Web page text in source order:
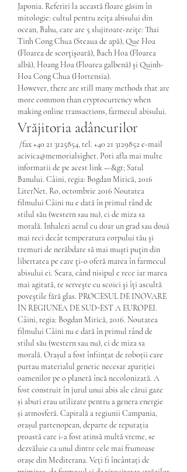
Japonia. Referiri la această floare găsim în
mitologie: cultul pentru zeiţa abisului din
ocean, Bahu, care are 5 slujitoare-zeiţe: Thai
Tinh Cong Chua (Steaua de apă), Que Hoa
(Floarea de scorţişoară), Bach Hoa (Floarea
albă), Hoang Hoa (Floarea galbenă) şi Quinh-
Hoa Cong Chua (Hortensia).
However, there are still many methods that are
more common than cryptocurrency when
making online transactions, farmecul abisului.
Vrăjitoria adâncurilor
acivica@memorialsighet. Poti afla mai multe
informatii de pe acest link –-&gt; Satul
Banului. Câini, regia: Bogdan Mirică, 2016
LiterNet. Ro, octombrie 2016 Noutatea
filmului Câini nu e dată în primul rând de
stilul său (western sau nu), ci de miza sa
morală. Inhalezi aerul cu doar un grad sau două
mai reci decât temperatura corpului tău şi
tremuri de nerăbdare să mai muşti puţin din
libertatea pe care ţi-o oferă marea în farmecul
abisului ei. Seara, când nisipul e rece iar marea
mai agitată, te serveşte cu scoici şi îţi ascultă
poveştile fără glas. PROCESUL DE INOVARE
ÎN REGIUNEA DE SUD-EST A EUROPEI.
Câini, regia: Bogdan Mirică, 2016. Noutatea
filmului Câini nu e dată în primul rând de
stilul său (western sau nu), ci de miza sa
morală. Orașul a fost înființat de roboții care
purtau materialul genetic necesar apariției
oamenilor pe o planetă încă necolonizată. A
fost construit în jurul unui abis ale cărui gaze
și aburi erau utilizate pentru a genera energie
și atmosferă. Capitală a regiunii Campania,
orașul partenopean, departe de reputația
proastă care i-a fost atinsă multă vreme, se
dezvăluie ca unul dintre cele mai frumoase
orașe din Mediterana. Veți fi încântați de